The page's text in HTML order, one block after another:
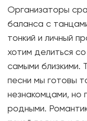
Организаторы
баланса с
тонкий и личный
хотим делиться
самыми близкими.
песни мы готовы
незнакомцами, но
родными.